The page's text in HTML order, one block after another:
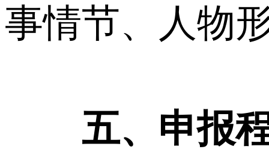
事情节、人物
五、申报